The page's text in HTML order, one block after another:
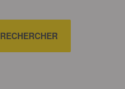
RECHERCHER